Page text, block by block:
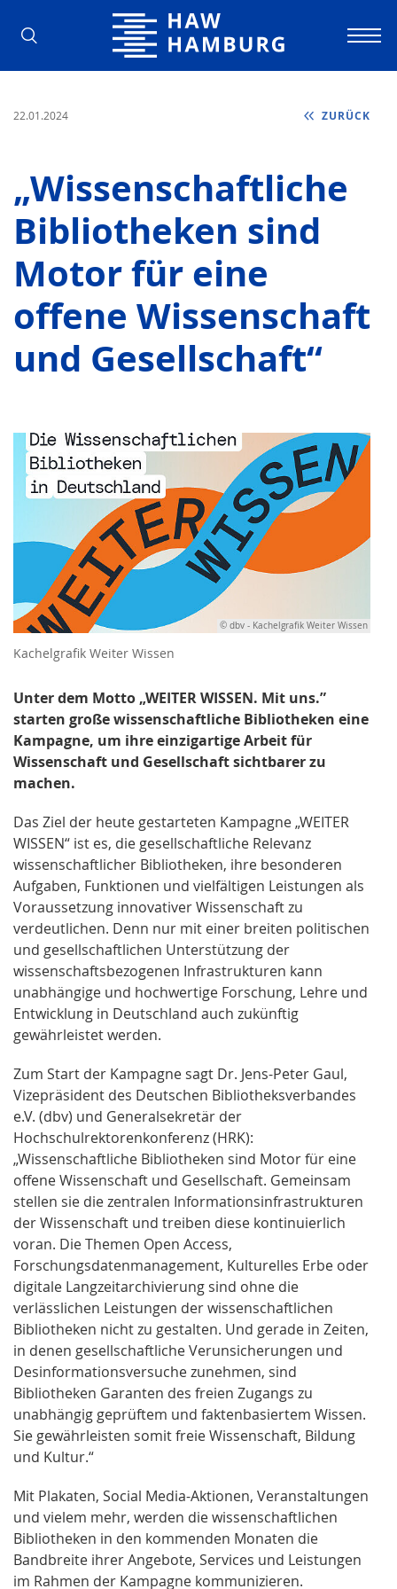
Hochschule für Angewandte
22.01.2024 ZURÜCK
„Wissenschaftliche
Bibliotheken sind
Motor für eine
offene Wissenschaft
und Gesellschaft“
© dbv - Kachelgrafik Weiter Wissen
Kachelgrafik Weiter Wissen
Unter dem Motto „WEITER WISSEN. Mit uns.”
starten große wissenschaftliche Bibliotheken eine
Kampagne, um ihre einzigartige Arbeit für
Wissenschaft und Gesellschaft sichtbarer zu
machen.
Das Ziel der heute gestarteten Kampagne „WEITER
WISSEN“ ist es, die gesellschaftliche Relevanz
wissenschaftlicher Bibliotheken, ihre besonderen
Aufgaben, Funktionen und vielfältigen Leistungen als
Voraussetzung innovativer Wissenschaft zu
verdeutlichen. Denn nur mit einer breiten politischen
und gesellschaftlichen Unterstützung der
wissenschaftsbezogenen Infrastrukturen kann
unabhängige und hochwertige Forschung, Lehre und
Entwicklung in Deutschland auch zukünftig
gewährleistet werden.
Zum Start der Kampagne sagt Dr. Jens-Peter Gaul,
Vizepräsident des Deutschen Bibliotheksverbandes
e.V. (dbv) und Generalsekretär der
Hochschulrektorenkonferenz (HRK):
„Wissenschaftliche Bibliotheken sind Motor für eine
offene Wissenschaft und Gesellschaft. Gemeinsam
stellen sie die zentralen Informationsinfrastrukturen
der Wissenschaft und treiben diese kontinuierlich
voran. Die Themen Open Access,
Forschungsdatenmanagement, Kulturelles Erbe oder
digitale Langzeitarchivierung sind ohne die
verlässlichen Leistungen der wissenschaftlichen
Bibliotheken nicht zu gestalten. Und gerade in Zeiten,
in denen gesellschaftliche Verunsicherungen und
Desinformationsversuche zunehmen, sind
Bibliotheken Garanten des freien Zugangs zu
unabhängig geprüftem und faktenbasiertem Wissen.
Sie gewährleisten somit freie Wissenschaft, Bildung
und Kultur.“
Mit Plakaten, Social Media-Aktionen, Veranstaltungen
und vielem mehr, werden die wissenschaftlichen
Bibliotheken in den kommenden Monaten die
Bandbreite ihrer Angebote, Services und Leistungen
im Rahmen der Kampagne kommunizieren.